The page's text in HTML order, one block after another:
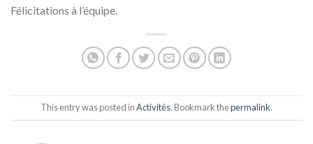
Félicitations à l’équipe.
This entry was posted inActivités. Bookmark thepermalink.